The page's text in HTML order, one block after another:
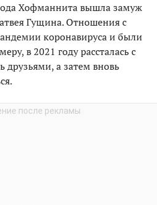
Хофманнита вышла замуж
Гущина. Отношения с
коронавируса и были
в 2021 году рассталась с
друзьями, а затем вновь